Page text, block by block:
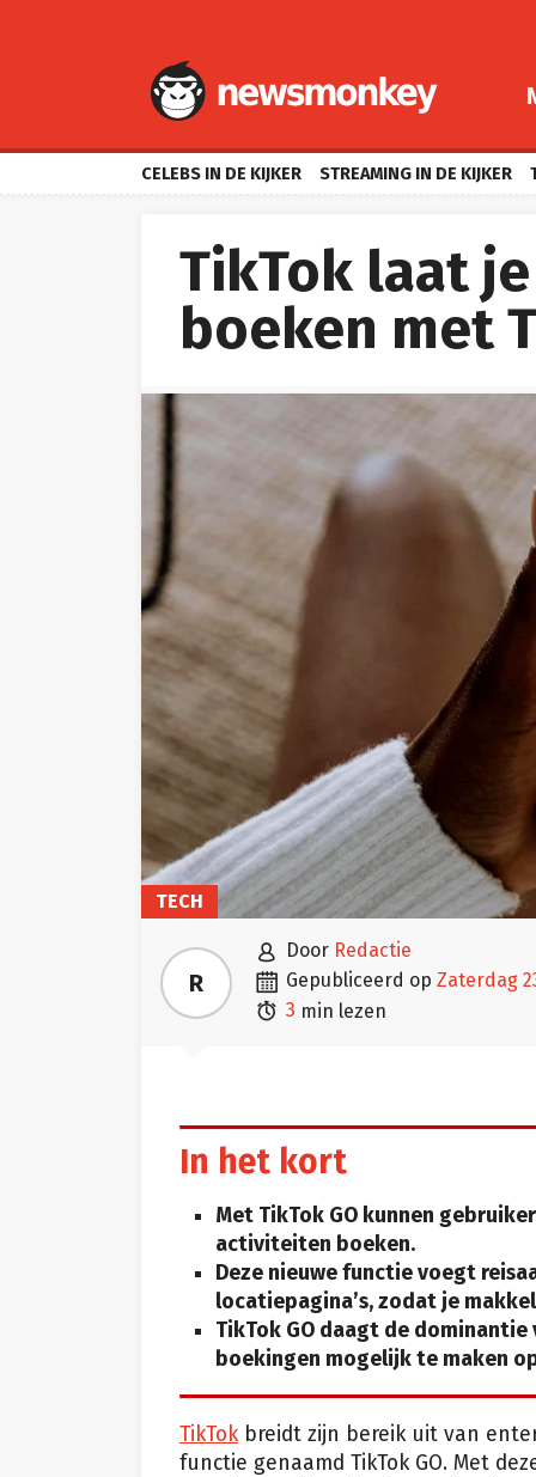
CELEBS IN DE KIJKER STREAMING IN DE KIJKER
TikTok laat
boeken met
TECH
R
 door Redactie
 gepubliceerd op zaterdag
 3 min lezen
In het kort
Met TikTok GO kunnen
activiteiten boeken.
Deze nieuwe functie voegt
locatiepagina’s, zodat je
TikTok GO daagt de
boekingen mogelijk te maken
TikTokbreidt zijn bereik uit van
functie genaamd TikTok GO. Met